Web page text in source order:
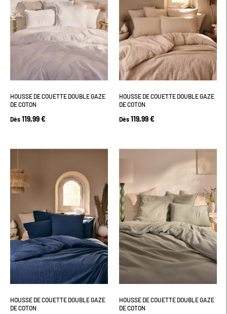
HOUSSE DE COUETTE DOUBLE GAZE
DE COTON
Dès 119,99 €
HOUSSE DE COUETTE DOUBLE GAZE
DE COTON
Dès 119,99 €
HOUSSE DE COUETTE DOUBLE GAZE
DE COTON
HOUSSE DE COUETTE DOUBLE GAZE
DE COTON